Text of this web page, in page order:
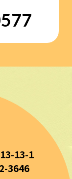
13-1
3646